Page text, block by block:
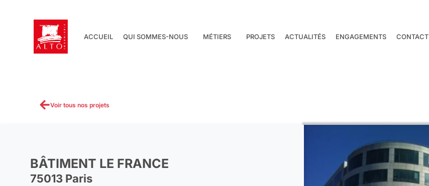
ACCUEIL QUI SOMMES-NOUS MÉTIERS PROJETS ACTUALITÉS ENGAGEMENTS CONTACT
Voir tous nos projets
BÂTIMENT LE FRANCE
75013 Paris